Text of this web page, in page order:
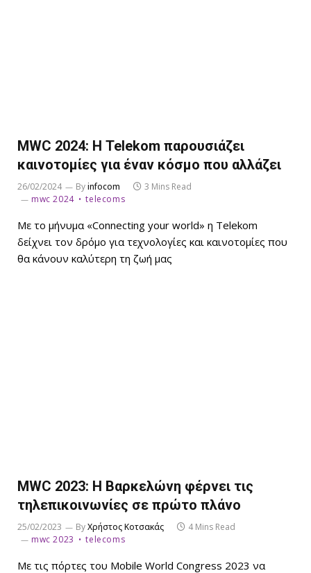
MWC 2024: Η Telekom παρουσιάζει
καινοτομίες για έναν κόσμο που αλλάζει
26/02/2024 Byinfocom
3 Mins Read
mwc 2024
telecoms
Με το μήνυμα «Connecting your world» η Telekom
δείχνει τον δρόμο για τεχνολογίες και καινοτομίες που
θα κάνουν καλύτερη τη ζωή μας
MWC 2023: Η Βαρκελώνη φέρνει τις
τηλεπικοινωνίες σε πρώτο πλάνο
25/02/2023 ByΧρήστος Κοτσακάς
4 Mins Read
mwc 2023
telecoms
Με τις πόρτες του Mobile World Congress 2023 να